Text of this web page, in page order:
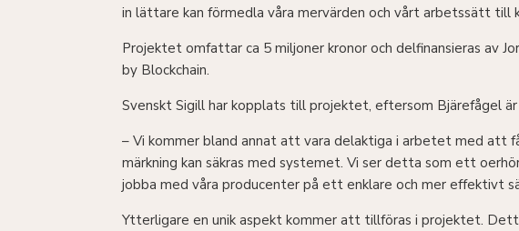
in lättare kan förmedla våra mervärden och vårt arbetssätt till
Projektet omfattar ca 5 miljoner kronor och delfinansieras av
by Blockchain.
Svenskt Sigill har kopplats till projektet, eftersom Bjärefågel
– Vi kommer bland annat att vara delaktiga i arbetet med att
märkning kan säkras med systemet. Vi ser detta som ett
jobba med våra producenter på ett enklare och mer effektivt
Ytterligare en unik aspekt kommer att tillföras i projektet.